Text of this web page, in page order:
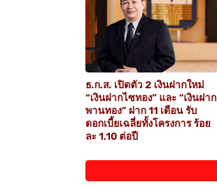
ธ.ก.ส. เปิดตัว 2 เงินฝากใหม่
“เงินฝากไซทอง” และ “เงินฝาก
พานทอง” ฝาก 11 เดือน รับ
ดอกเบี้ยเฉลี่ยทั้งโครงการ ร้อย
ละ 1.10 ต่อปี